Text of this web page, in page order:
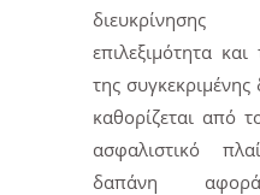
επιλεξιμότητα
της
καθορίζεται από
ασφαλιστικό
δαπάνη